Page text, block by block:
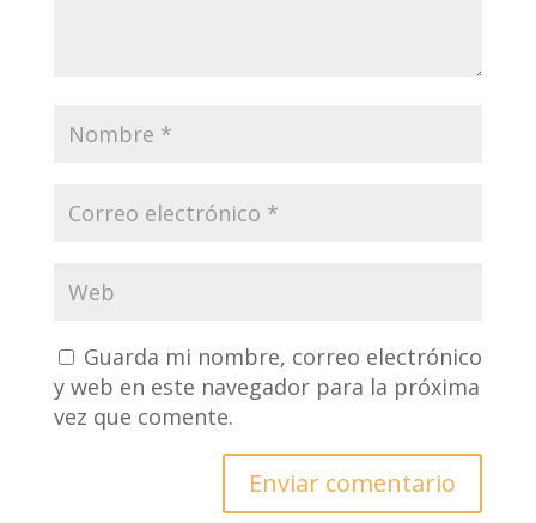
Guarda mi nombre, correo electrónico
y web en este navegador para la próxima
vez que comente.